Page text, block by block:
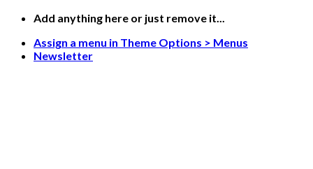
Skip
content
Add anything here or just remove it...
Assign a menu in Theme Options > Menus
Newsletter